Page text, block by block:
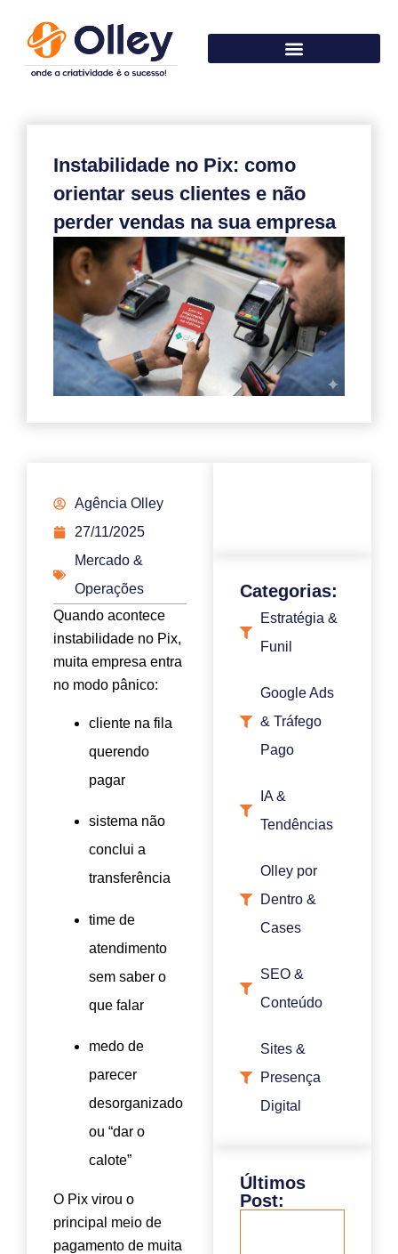
Instabilidade no Pix: como
orientar seus clientes e não
perder vendas na sua empresa
Agência Olley
27/11/2025
Mercado &
Operações
Quando acontece
instabilidade no Pix,
muita empresa entra
no modo pânico:
cliente na fila
querendo
pagar
sistema não
conclui a
transferência
time de
atendimento
sem saber o
que falar
medo de
parecer
desorganizado
ou “dar o
calote”
O Pix virou o
principal meio de
pagamento de muita
Categorias:
Estratégia &
Funil
Google Ads
& Tráfego
Pago
IA &
Tendências
Olley por
Dentro &
Cases
SEO &
Conteúdo
Sites &
Presença
Digital
Últimos
Post: